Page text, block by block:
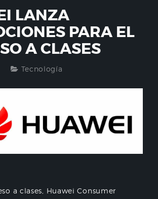
LANZA
PARA EL
A CLASES
Tecnología
a clases, Huawei Consumer